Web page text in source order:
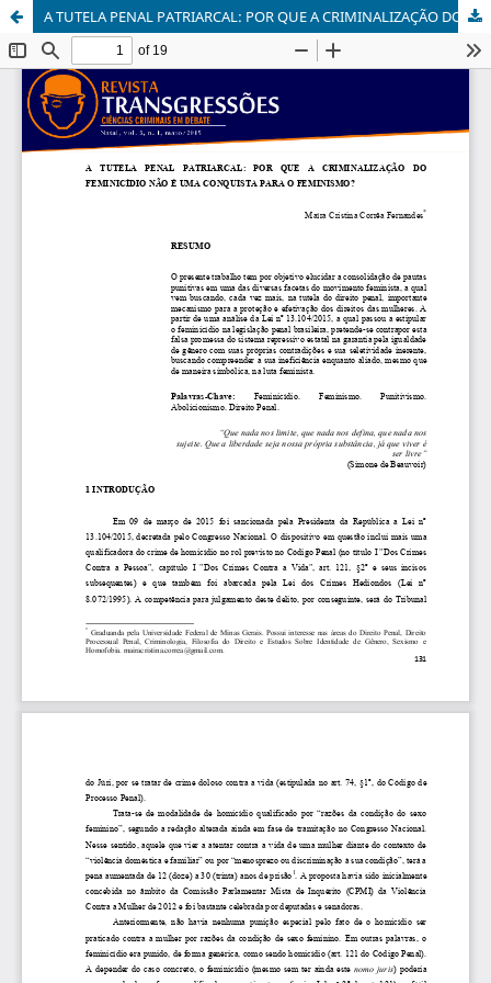
A TUTELA PENAL PATRIARCAL: POR QUE A CRIMINALIZAÇÃO DO FEMINICÍDIO NÃO É UMA CONQUISTA PARA O FEMINISMO?